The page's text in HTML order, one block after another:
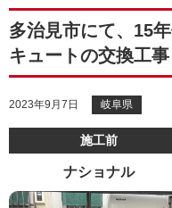
多治見市にて、15
キュートの交換工事
2023年9月7日 岐阜県
施工前
ナショナル